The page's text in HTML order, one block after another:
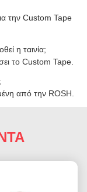
την Custom Tape
η ταινία;
το Custom Tape.
από την ROSH.